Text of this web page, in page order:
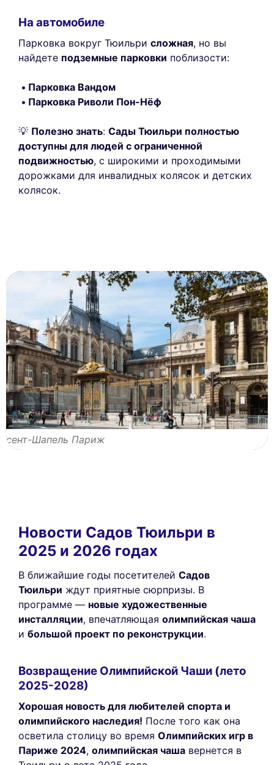
На автомобиле
Парковка вокруг Тюильри сложная, но вы
найдете подземные парковки поблизости:
Парковка Вандом
Парковка Риволи Пон-Нёф
💡 Полезно знать: Сады Тюильри полностью
доступны для людей с ограниченной
подвижностью, с широкими и проходимыми
дорожками для инвалидных колясок и детских
колясок.
сент-Шапель Париж
Новости Садов Тюильри в
2025 и 2026 годах
В ближайшие годы посетителей Садов
Тюильри ждут приятные сюрпризы. В
программе — новые художественные
инсталляции, впечатляющая олимпийская чаша
и большой проект по реконструкции.
Возвращение Олимпийской Чаши (лето
2025-2028)
Хорошая новость для любителей спорта и
олимпийского наследия! После того как она
осветила столицу во время Олимпийских игр в
Париже 2024, олимпийская чаша вернется в